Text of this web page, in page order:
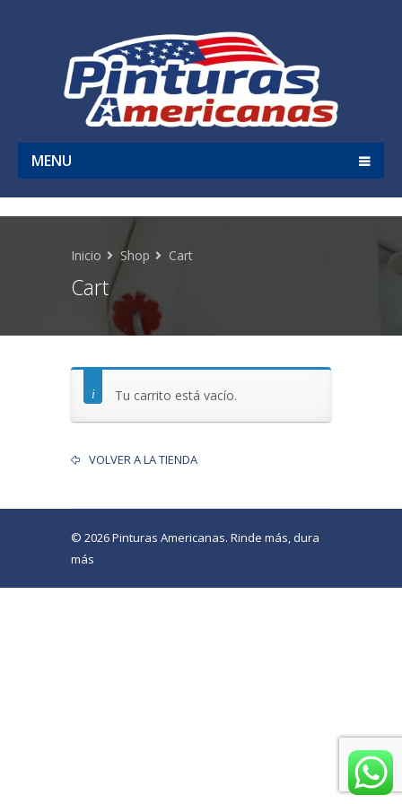
MENU
Cart
Inicio Shop Cart
Tu carrito está vacío.
VOLVER A LA TIENDA
© 2026 Pinturas Americanas. Rinde más, dura
más